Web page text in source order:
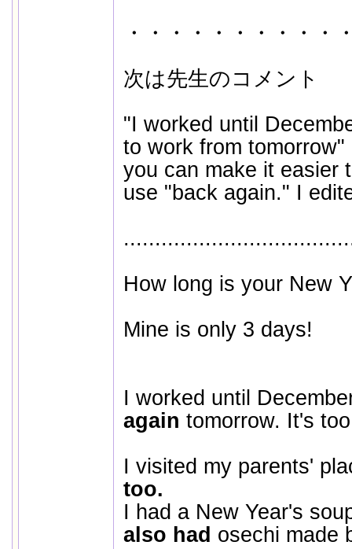
・・・・・・・・・・
次は先生のコメント
"I worked until
to work from
you can make it easier
use "back again." I
How long is your New
Mine is only 3 days!
I worked until
again tomorrow. It's
I visited my parents'
too.
I had a New Year's
also had osechi made